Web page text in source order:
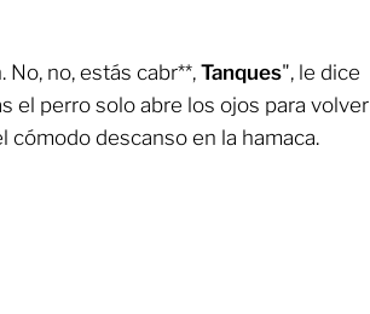
No, no, estás cabr**,Tanques", le dice
el perro solo abre los ojos para volver
cómodo descanso en la hamaca.